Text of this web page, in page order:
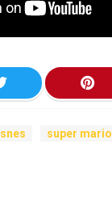
snes
super mario